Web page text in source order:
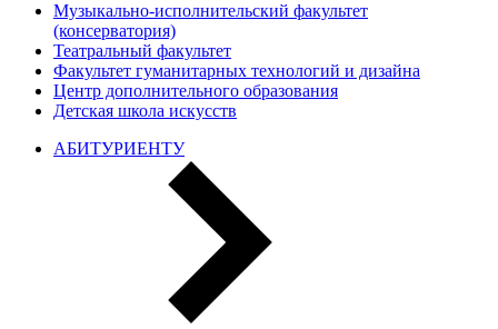
Музыкально-исполнительский факультет
(консерватория)
Театральный факультет
Факультет гуманитарных технологий и дизайна
Центр дополнительного образования
Детская школа искусств
АБИТУРИЕНТУ